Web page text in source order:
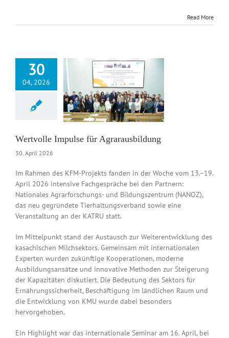
Read More
30
04, 2026
Impulse für
Wertvolle Impulse für Agrarausbildung
30. April 2026
Im Rahmen des KFM-Projekts fanden in der Woche vom 13.–19.
April 2026 intensive Fachgespräche bei den Partnern:
Nationales Agrarforschungs- und Bildungszentrum (NANOZ),
das neu gegründete Tierhaltungsverband sowie eine
Veranstaltung an der KATRU statt.
Im Mittelpunkt stand der Austausch zur Weiterentwicklung des
kasachischen Milchsektors. Gemeinsam mit internationalen
Experten wurden zukünftige Kooperationen, moderne
Ausbildungsansätze und innovative Methoden zur Steigerung
der Kapazitäten diskutiert. Die Bedeutung des Sektors für
Ernährungssicherheit, Beschäftigung im ländlichen Raum und
die Entwicklung von KMU wurde dabei besonders
hervorgehoben.
Ein Highlight war das internationale Seminar am 16. April, bei